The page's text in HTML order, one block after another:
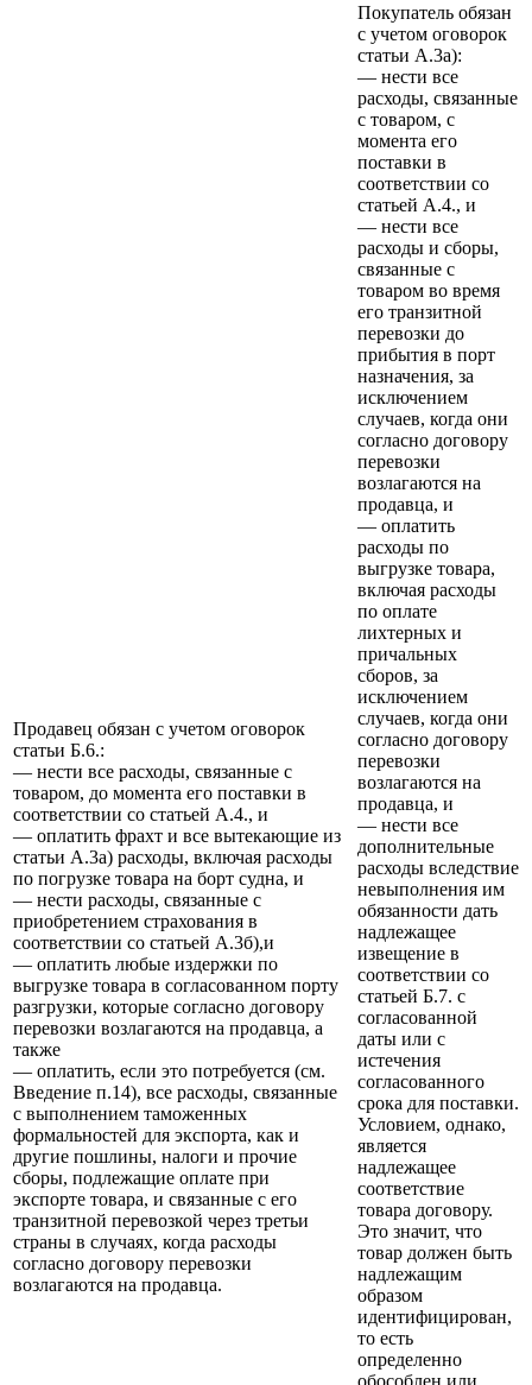
Продавец обязан с учетом оговорок
статьи Б.6.:
— нести все расходы, связанные с
товаром, до момента его поставки в
соответствии со статьей А.4., и
— оплатить фрахт и все вытекающие из
статьи А.3а) расходы, включая расходы
по погрузке товара на борт судна, и
— нести расходы, связанные с
приобретением страхования в
соответствии со статьей А.3б),и
— оплатить любые издержки по
выгрузке товара в согласованном порту
разгрузки, которые согласно договору
перевозки возлагаются на продавца, а
также
— оплатить, если это потребуется (см.
Введение п.14), все расходы, связанные
с выполнением таможенных
формальностей для экспорта, как и
другие пошлины, налоги и прочие
сборы, подлежащие оплате при
экспорте товара, и связанные с его
транзитной перевозкой через третьи
страны в случаях, когда расходы
согласно договору перевозки
возлагаются на продавца.
Покупатель обязан
с учетом оговорок
статьи А.3а):
— нести все
расходы, связанные
с товаром, с
момента его
поставки в
соответствии со
статьей А.4., и
— нести все
расходы и сборы,
связанные с
товаром во время
его транзитной
перевозки до
прибытия в порт
назначения, за
исключением
случаев, когда они
согласно договору
перевозки
возлагаются на
продавца, и
— оплатить
расходы по
выгрузке товара,
включая расходы
по оплате
лихтерных и
причальных
сборов, за
исключением
случаев, когда они
согласно договору
перевозки
возлагаются на
продавца, и
— нести все
дополнительные
расходы вследствие
невыполнения им
обязанности дать
надлежащее
извещение в
соответствии со
статьей Б.7. с
согласованной
даты или с
истечения
согласованного
срока для поставки.
Условием, однако,
является
надлежащее
соответствие
товара договору.
Это значит, что
товар должен быть
надлежащим
образом
идентифицирован,
то есть
определенно
обособлен или